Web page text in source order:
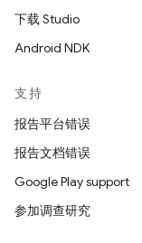
下载 Studio
Android NDK
支持
报告平台错误
报告文档错误
Google Play support
参加调查研究